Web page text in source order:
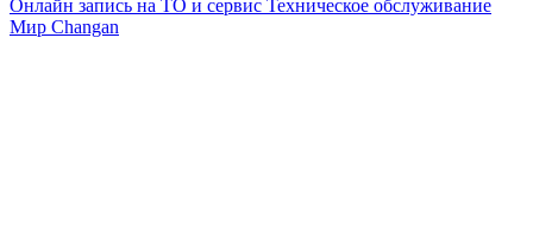
Онлайн запись на ТО и сервис Техническое обслуживание
Мир Changan